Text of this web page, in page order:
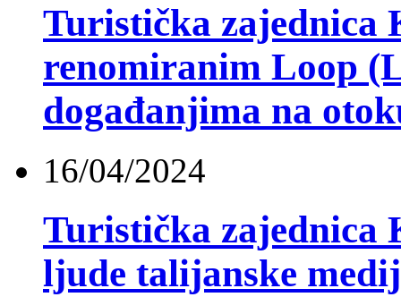
Turistička zajednica
renomiranim Loop
događanjima na
16/04/2024
Turistička zajednica
ljude talijanske